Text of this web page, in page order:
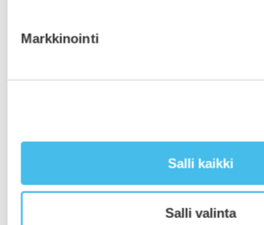
Markkinointi
Salli kaikki
Salli valinta
Opisto lomailee viikon 42 ja
niin Ilmajoen kuin Kauhajoenkin
toimisto on avoinna normaalisti klo
syyslomaa kaikille lomaa viettäville!